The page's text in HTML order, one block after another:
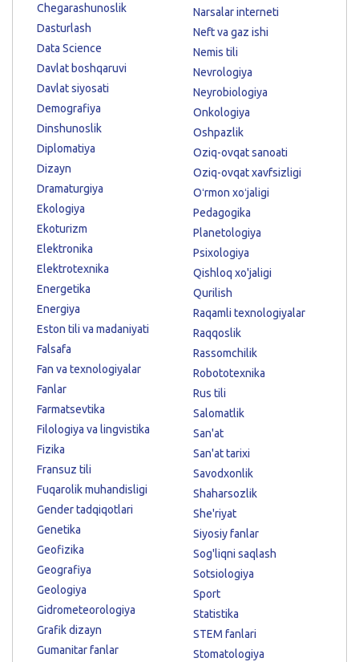
Chegarashunoslik
Dasturlash
Data Science
Davlat boshqaruvi
Davlat siyosati
Demografiya
Dinshunoslik
Diplomatiya
Dizayn
Dramaturgiya
Ekologiya
Ekoturizm
Elektronika
Elektrotexnika
Energetika
Energiya
Eston tili va madaniyati
Falsafa
Fan va texnologiyalar
Fanlar
Farmatsevtika
Filologiya va lingvistika
Fizika
Fransuz tili
Fuqarolik muhandisligi
Gender tadqiqotlari
Genetika
Geofizika
Geografiya
Geologiya
Gidrometeorologiya
Grafik dizayn
Gumanitar fanlar
Narsalar interneti
Neft va gaz ishi
Nemis tili
Nevrologiya
Neyrobiologiya
Onkologiya
Oshpazlik
Oziq-ovqat sanoati
Oziq-ovqat xavfsizligi
Oʻrmon xoʻjaligi
Pedagogika
Planetologiya
Psixologiya
Qishloq xo'jaligi
Qurilish
Raqamli texnologiyalar
Raqqoslik
Rassomchilik
Robototexnika
Rus tili
Salomatlik
San'at
San'at tarixi
Savodxonlik
Shaharsozlik
She'riyat
Siyosiy fanlar
Sog'liqni saqlash
Sotsiologiya
Sport
Statistika
STEM fanlari
Stomatologiya